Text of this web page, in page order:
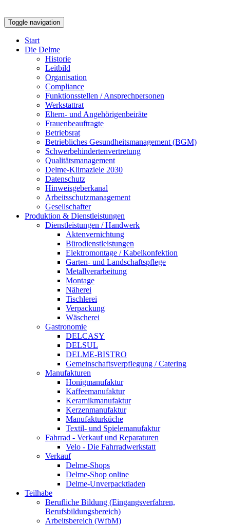
Toggle navigation
Start
Die Delme
Historie
Leitbild
Organisation
Compliance
Funktionsstellen / Ansprechpersonen
Werkstattrat
Eltern- und Angehörigenbeiräte
Frauenbeauftragte
Betriebsrat
Betriebliches Gesundheitsmanagement (BGM)
Schwerbehindertenvertretung
Qualitätsmanagement
Delme-Klimaziele 2030
Datenschutz
Hinweisgeberkanal
Arbeitsschutzmanagement
Gesellschafter
Produktion & Dienstleistungen
Dienstleistungen / Handwerk
Aktenvernichtung
Bürodienstleistungen
Elektromontage / Kabelkonfektion
Garten- und Landschaftspflege
Metallverarbeitung
Montage
Näherei
Tischlerei
Verpackung
Wäscherei
Gastronomie
DELCASY
DELSUL
DELME-BISTRO
Gemeinschaftsverpflegung / Catering
Manufakturen
Honigmanufaktur
Kaffeemanufaktur
Keramikmanufaktur
Kerzenmanufaktur
Manufakturküche
Textil- und Spielemanufaktur
Fahrrad - Verkauf und Reparaturen
Velo - Die Fahrradwerkstatt
Verkauf
Delme-Shops
Delme-Shop online
Delme-Unverpacktladen
Teilhabe
Berufliche Bildung (Eingangsverfahren,
Berufsbildungsbereich)
Arbeitsbereich (WfbM)